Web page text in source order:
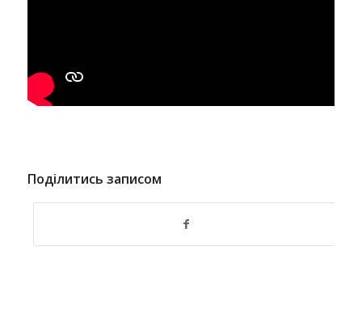
Поділитись записом